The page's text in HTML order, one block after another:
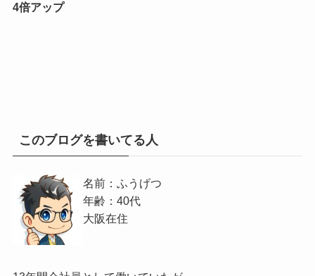
4倍アップ
このブログを書いてる人
名前：ふうげつ
年齢：40代
大阪在住